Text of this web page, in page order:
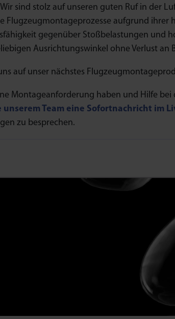
sind stolz auf unseren guten Ruf in der
Flugzeugmontageprozesse aufgrund ihrer
gegenüber Stoßbelastungen und
Ausrichtungswinkel ohne Verlust
auf unser nächstes
Montageanforderung haben und Hilfe
unserem Team eine Sofortnachricht im
zu besprechen.